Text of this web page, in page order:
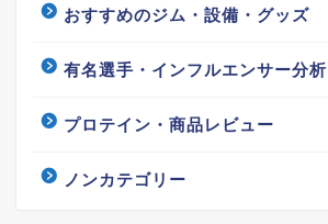
おすすめのジム・設備・グッズ
有名選手・インフルエンサー分析
プロテイン・商品レビュー
ノンカテゴリー